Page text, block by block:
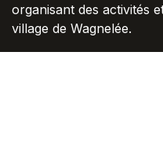
organisant des activités
village de Wagnelée.